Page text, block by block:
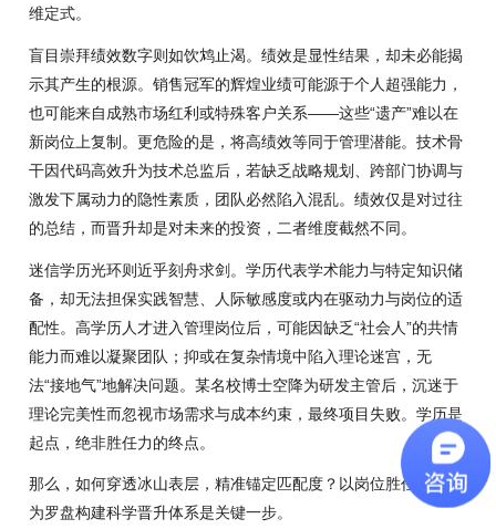
维定式。
盲目崇拜绩效数字则如饮鸩止渴。绩效是显性结果，却未必能揭
示其产生的根源。销售冠军的辉煌业绩可能源于个人超强能力，
也可能来自成熟市场红利或特殊客户关系——这些“遗产”难以在
新岗位上复制。更危险的是，将高绩效等同于管理潜能。技术骨
干因代码高效升为技术总监后，若缺乏战略规划、跨部门协调与
激发下属动力的隐性素质，团队必然陷入混乱。绩效仅是对过往
的总结，而晋升却是对未来的投资，二者维度截然不同。
迷信学历光环则近乎刻舟求剑。学历代表学术能力与特定知识储
备，却无法担保实践智慧、人际敏感度或内在驱动力与岗位的适
配性。高学历人才进入管理岗位后，可能因缺乏“社会人”的共情
能力而难以凝聚团队；抑或在复杂情境中陷入理论迷宫，无
法“接地气”地解决问题。某名校博士空降为研发主管后，沉迷于
理论完美性而忽视市场需求与成本约束，最终项目失败。学历是
起点，绝非胜任力的终点。
那么，如何穿透冰山表层，精准锚定匹配度？以岗位胜任力模型
为罗盘构建科学晋升体系是关键一步。